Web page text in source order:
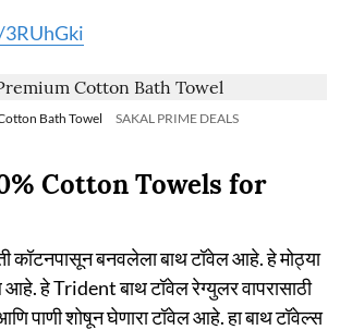
Bath Towel SAKAL PRIME DEALS
Cotton Towels for
बनवलेला बाथ टॉवेल आहे. हे मोठ्या
आहे. हे Trident बाथ टॉवेल रेग्युलर वापरासाठी
पाणी शोषून घेणारा टॉवेल आहे. हा बाथ टॉवेल्स